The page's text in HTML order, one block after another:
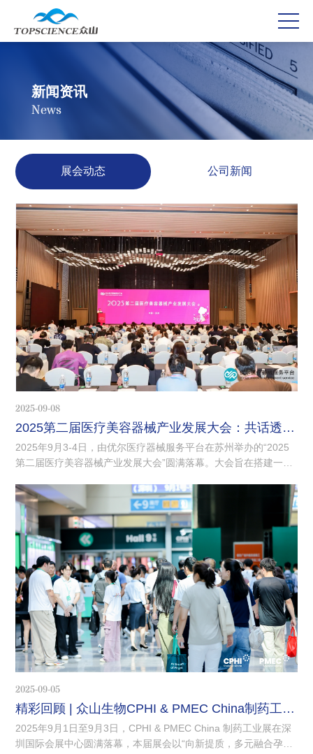
新闻资讯
News
展会动态 公司新闻
2025-09-08
2025第二届医疗美容器械产业发展大会：共话透明质酸钠的无限可能
2025年9月3-4日，由优尔医疗器械服务平台在苏州举办的“2025
第二届医疗美容器械产业发展大会”圆满落幕。大会旨在搭建一个
人员、企业代表及政府相关部门人员，共同探讨材料应用、法规
要求、注射类产品、光电类产品等领域的最新研究成果、发展趋
势及面临的问题与对策，为医疗美容器械产业的蓬勃发展注入新
的动力和活力。
2025-09-05
精彩回顾 | 众山生物CPHI & PMEC China制药工业展
2025年9月1日至9月3日，CPHI & PMEC China 制药工业展在深
圳国际会展中心圆满落幕，本届展会以“向新提质，多元融合孕育